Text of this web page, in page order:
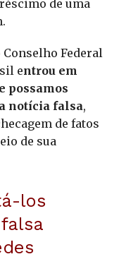
de uma
Federal
entrou em
possamos
notícia falsa,
de fatos
de sua
los